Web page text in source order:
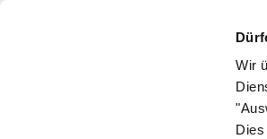
Wir
Symptome